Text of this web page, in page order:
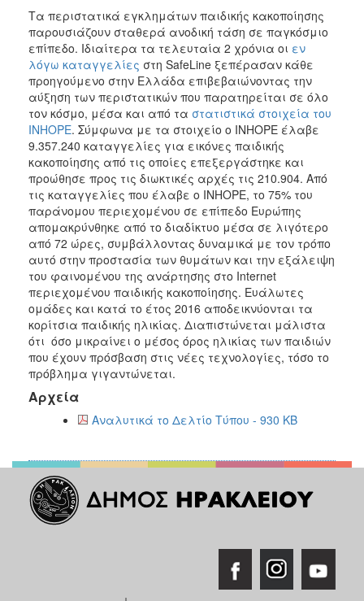
Tα περιστατικά εγκλημάτων παιδικής κακοποίησης
παρουσιάζουν σταθερά ανοδική τάση σε παγκόσμιο
επίπεδο. Ιδιαίτερα τα τελευταία 2 χρόνια οι εν
λόγω καταγγελίες στη SafeLine ξεπέρασαν κάθε
προηγούμενο στην Ελλάδα επιβεβαιώνοντας την
αύξηση των περιστατικών που παρατηρείται σε όλο
τον κόσμο, μέσα και από τα στατιστικά στοιχεία του
INHOPE. Σύμφωνα με τα στοιχείο o INHOPE έλαβε
9.357.240 καταγγελίες για εικόνες παιδικής
κακοποίησης από τις οποίες επεξεργάστηκε και
προώθησε προς τις διωκτικές αρχές τις 210.904. Από
τις καταγγελίες που έλαβε ο INHOPE, το 75% του
παράνομου περιεχομένου σε επίπεδο Ευρώπης
απομακρύνθηκε από το διαδίκτυο μέσα σε λιγότερο
από 72 ώρες, συμβάλλοντας δυναμικά με τον τρόπο
αυτό στην προστασία των θυμάτων και την εξάλειψη
του φαινομένου της ανάρτησης στο Internet
περιεχομένου παιδικής κακοποίησης. Ευάλωτες
ομάδες και κατά το έτος 2016 αποδεικνύονται τα
κορίτσια παιδικής ηλικίας. Διαπιστώνεται μάλιστα
ότι όσο μικραίνει ο μέσος όρος ηλικίας των παιδιών
που έχουν πρόσβαση στις νέες τεχνολογίες, τόσο το
πρόβλημα γιγαντώνεται.
Αρχεία
Αναλυτικά το Δελτίο Τύπου - 930 KB